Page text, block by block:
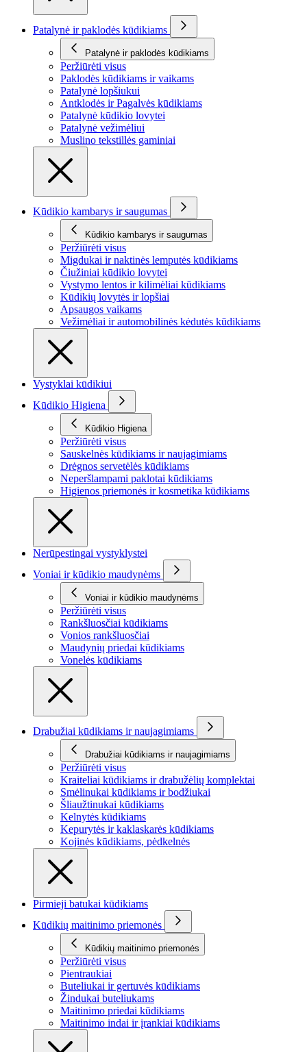
Patalynė ir paklodės kūdikiams
Patalynė ir paklodės kūdikiams
Peržiūrėti visus
Paklodės kūdikiams ir vaikams
Patalynė lopšiukui
Antklodės ir Pagalvės kūdikiams
Patalynė kūdikio lovytei
Patalynė vežimėliui
Muslino tekstillės gaminiai
Kūdikio kambarys ir saugumas
Kūdikio kambarys ir saugumas
Peržiūrėti visus
Migdukai ir naktinės lemputės kūdikiams
Čiužiniai kūdikio lovytei
Vystymo lentos ir kilimėliai kūdikiams
Kūdikių lovytės ir lopšiai
Apsaugos vaikams
Vežimėliai ir automobilinės kėdutės kūdikiams
Vystyklai kūdikiui
Kūdikio Higiena
Kūdikio Higiena
Peržiūrėti visus
Sauskelnės kūdikiams ir naujagimiams
Drėgnos servetėlės kūdikiams
Neperšlampami paklotai kūdikiams
Higienos priemonės ir kosmetika kūdikiams
Nerūpestingai vystyklystei
Voniai ir kūdikio maudynėms
Voniai ir kūdikio maudynėms
Peržiūrėti visus
Rankšluosčiai kūdikiams
Vonios rankšluosčiai
Maudynių priedai kūdikiams
Vonelės kūdikiams
Drabužiai kūdikiams ir naujagimiams
Drabužiai kūdikiams ir naujagimiams
Peržiūrėti visus
Kraiteliai kūdikiams ir drabužėlių komplektai
Smėlinukai kūdikiams ir bodžiukai
Šliaužtinukai kūdikiams
Kelnytės kūdikiams
Kepurytės ir kaklaskarės kūdikiams
Kojinės kūdikiams, pėdkelnės
Pirmieji batukai kūdikiams
Kūdikių maitinimo priemonės
Kūdikių maitinimo priemonės
Peržiūrėti visus
Pientraukiai
Buteliukai ir gertuvės kūdikiams
Žindukai buteliukams
Maitinimo priedai kūdikiams
Maitinimo indai ir įrankiai kūdikiams